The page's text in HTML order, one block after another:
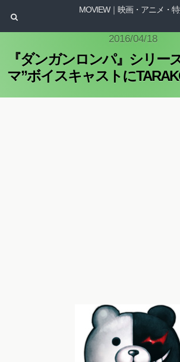
MOVIEW｜映画・アニメ・
2016/04/18
『ダンガンロンパ』シリー
マ”ボイスキャストに